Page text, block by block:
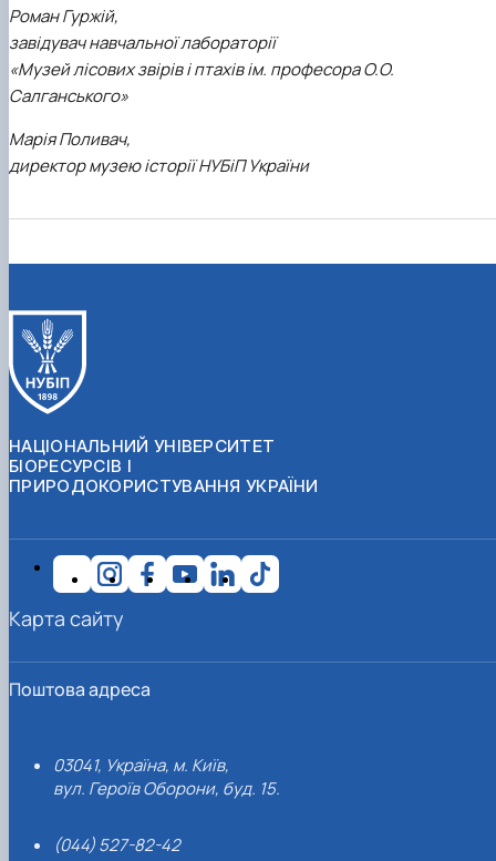
Роман Гуржій,
завідувач навчальної лабораторії
«Музей лісових звірів і птахів ім. професора О.О.
Салганського»
Марія Поливач,
директор музею історії НУБіП України
НАЦІОНАЛЬНИЙ УНІВЕРСИТЕТ
БІОРЕСУРСІВ І
ПРИРОДОКОРИСТУВАННЯ УКРАЇНИ
Поштова адреса
03041, Україна, м. Київ,
вул. Героїв Оборони, буд. 15.
(044) 527-82-42
Карта сайту